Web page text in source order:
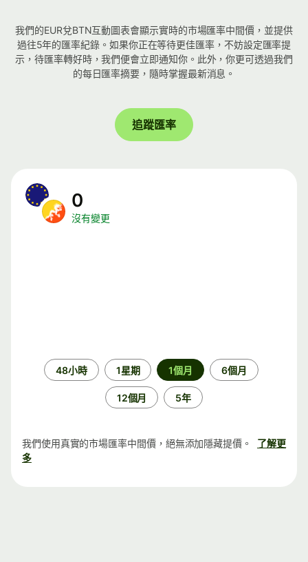
我們的EUR兌BTN互動圖表會顯示實時的市場匯率中間價，並提供
過往5年的匯率紀錄。如果你正在等待更佳匯率，不妨設定匯率提
示，待匯率轉好時，我們便會立即通知你。此外，你更可透過我們
的每日匯率摘要，隨時掌握最新消息。
追蹤匯率
0
沒有變更
48小時 1星期 1個月 6個月
12個月 5年
我們使用真實的市場匯率中間價，絕無添加隱藏提價。
了解更
多